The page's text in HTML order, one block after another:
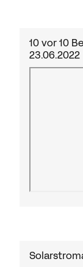
10 vor 10
23.06.2022